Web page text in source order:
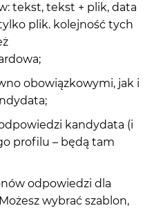
tekst, tekst + plik, data
plik. kolejność tych
obowiązkowymi, jak i
kandydata (i
profilu – będą tam
odpowiedzi dla
wybrać szablon,